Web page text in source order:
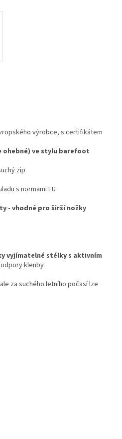
výrobce, s certifikátem
ve stylu barefoot
zip
s normami EU
- vhodné pro širší nožky
vyjímatelné stélky s aktivním
klenby
za suchého letního počasí lze